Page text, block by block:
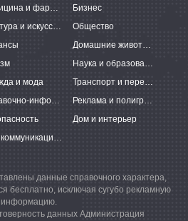
Медицина и фармацевтика
Бизнес
Культура и искусство
Общество
Домашние животные
Наука и образование
и мода
Транспорт и перевозки
Справочно-информационные системы
Реклама и полиграфия
Дом и интерьер
Телекоммуникации и связь
данные справочного характера,
бесплатно, исключая сугубо рекламную
информацию.
данных Администрация